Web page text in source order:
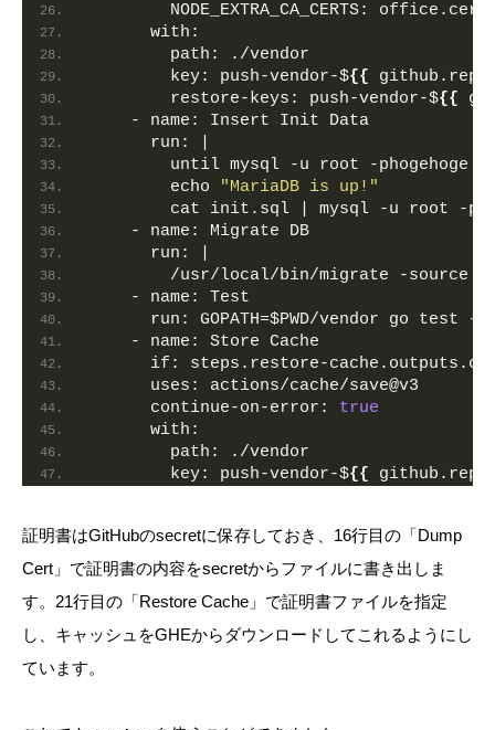
NODE_EXTRA_CA_CERTS:
with:
path:
./vendor
key:
push-vendor-${{
restore-keys:
push-vendor-${{
    -
name:
run:
until mysql -u root -phogehoge
        echo
"MariaDB is up!"
cat
    -
name:
run:
        /usr/local/bin/migrate -source
    -
name:
Test
run:
GOPATH=$PWD/vendor go test
    -
name:
Store Cache
if:
steps.restore-
uses:
actions/cache/save@v3
continue-on-error:
true
with:
path:
./vendor
key:
push-vendor-${{
証明書はGitHubのsecretに保存しておき、16行目の「Dump
Cert」で証明書の内容をsecretからファイルに書き出しま
す。21行目の「Restore Cache」で証明書ファイルを指定
し、キャッシュをGHEからダウンロードしてこれるようにし
ています。